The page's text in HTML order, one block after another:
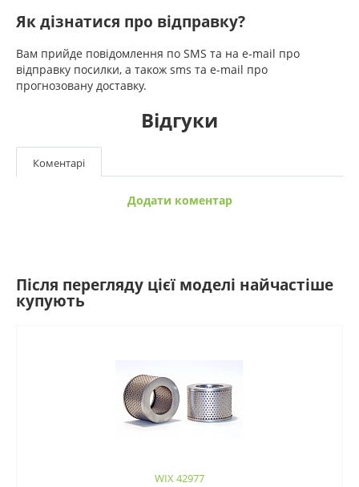
Як дізнатися про відправку?
Вам прийде повідомлення по SMS та на e-mail про
відправку посилки, а також sms та e-mail про
прогнозовану доставку.
Відгуки
Коментарі
Додати коментар
Після перегляду цієї моделі найчастіше
купують
WIX 42977